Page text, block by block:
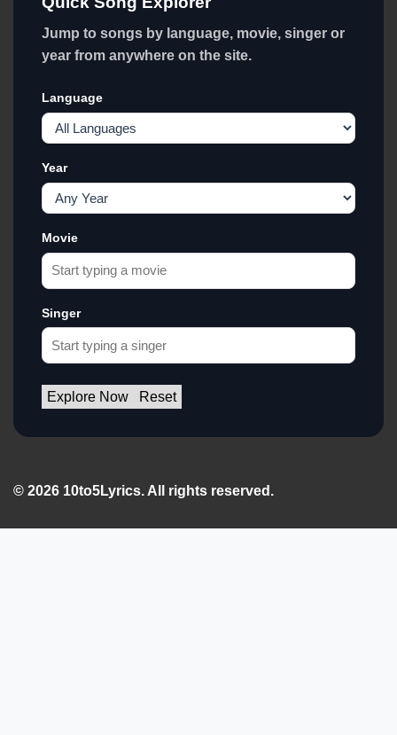
Jump to songs by language, movie, singer or
year from anywhere on the site.
Language
Year
Movie
Singer
Explore Now Reset
© 2026 10to5Lyrics. All rights reserved.